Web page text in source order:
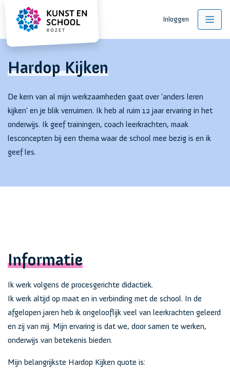
Inloggen
Hardop Kijken
De kern van al mijn werkzaamheden gaat over 'anders leren
kijken' en je blik verruimen. Ik heb al ruim 12 jaar ervaring in het
onderwijs. Ik geef trainingen, coach leerkrachten, maak
lesconcepten bij een thema waar de school mee bezig is en ik
geef les.
Informatie
Ik werk volgens de procesgerichte didactiek.
Ik werk altijd op maat en in verbinding met de school. In de
afgelopen jaren heb ik ongelooflijk veel van leerkrachten geleerd
en zij van mij. Mijn ervaring is dat we, door samen te werken,
onderwijs van betekenis bieden.
Mijn belangrijkste Hardop Kijken quote is: